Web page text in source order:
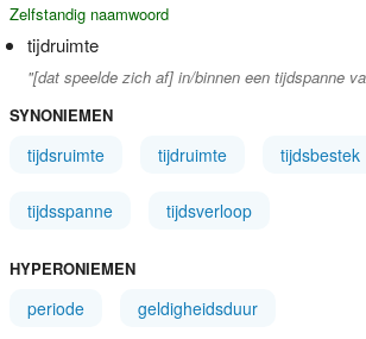
Zelfstandig naamwoord
tijdruimte
"[dat speelde zich af] in/binnen een tijdspanne
SYNONIEMEN
tijdsruimte tijdruimte tijdsbestek
tijdsspanne tijdsverloop
HYPERONIEMEN
periode geldigheidsduur